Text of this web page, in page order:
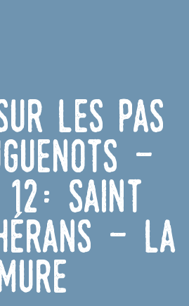
les Pas
-
12: Saint
- La